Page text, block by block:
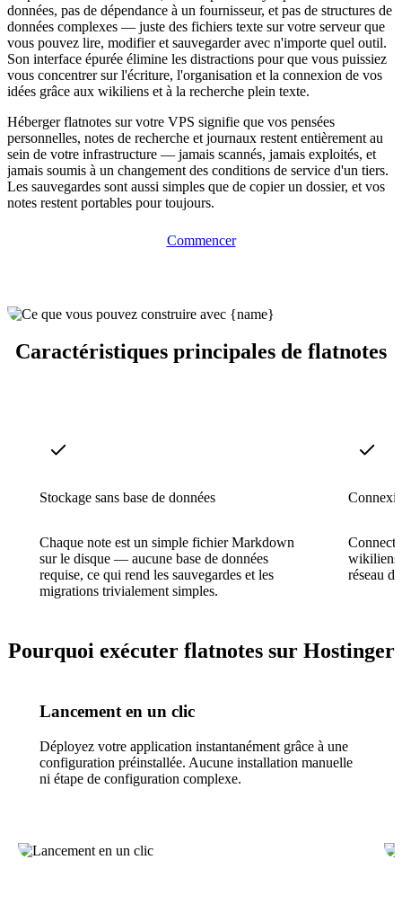
données, pas de dépendance à un fournisseur, et pas de structures de
données complexes — juste des fichiers texte sur votre serveur que
vous pouvez lire, modifier et sauvegarder avec n'importe quel outil.
Son interface épurée élimine les distractions pour que vous puissiez
vous concentrer sur l'écriture, l'organisation et la connexion de vos
idées grâce aux wikiliens et à la recherche plein texte.
Héberger flatnotes sur votre VPS signifie que vos pensées
personnelles, notes de recherche et journaux restent entièrement au
sein de votre infrastructure — jamais scannés, jamais exploités, et
jamais soumis à un changement des conditions de service d'un tiers.
Les sauvegardes sont aussi simples que de copier un dossier, et vos
notes restent portables pour toujours.
Commencer
Caractéristiques principales de flatnotes
Stockage sans base de données
Chaque note est un simple fichier Markdown
sur le disque — aucune base de données
requise, ce qui rend les sauvegardes et les
migrations trivialement simples.
réseau
Pourquoi exécuter flatnotes sur Hostinger
Lancement en un clic
Déployez votre application instantanément grâce à une
configuration préinstallée. Aucune installation manuelle
ni étape de configuration complexe.